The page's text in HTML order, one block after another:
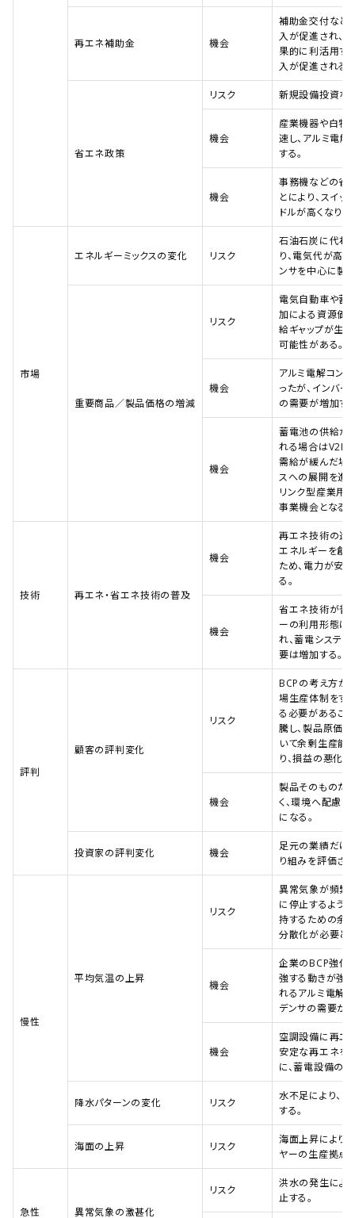
再エネ補助金 機会
補助金交付など
入が促進され、
果的に利活用す
入が促進される。
省エネ政策
リスク 新規設備投資な
機会
産業機器や白物
速し、アルミ電
する。
機会
事務機などの省
とにより、スイ
ドルが高くなり
市場
エネルギーミックスの変化 リスク
石油石炭に代わ
り、電気代が高
ンサを中心に製
重要商品／製品価格の増減
リスク
電気自動車や蓄
加による資源価
給ギャップが生
可能性がある。
機会
アルミ電解コン
ったが、インバー
の需要が増加す
機会
蓄電池の供給が
れる場合はV2H
需給が緩んだ場
スへの展開を進
リンク型産業用
事業機会となる。
技術 再エネ・省エネ技術の普及
機会
再エネ技術の進
エネルギーを創
ため、電力が安
る。
機会
省エネ技術が普
ーの利用形態は
れ、蓄電システ
要は増加する。
評判
顧客の評判変化
リスク
BCPの考え方が
場生産体制をす
る必要があるこ
騰し、製品原価
いて余剰生産能
り、損益の悪化
機会
製品そのものだ
く、環境へ配慮
になる。
投資家の評判変化 機会
足元の業績だけ
り組みを評価さ
慢性
平均気温の上昇
リスク
異常気象が頻繁
に停止するよう
持するための余
分散化が必要と
機会
企業のBCP強化
強する動きが強
れるアルミ電解
デンサの需要が
機会
空調設備に再エ
安定な再エネを
に、蓄電設備の
降水パターンの変化 リスク
水不足により、
する。
海面の上昇 リスク
海面上昇により
ヤーの生産拠点
急性 異常気象の激甚化
リスク
洪水の発生によ
止する。